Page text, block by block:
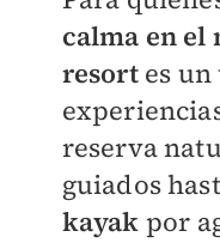
calma en
resort es
reserva
guiados
kayak por